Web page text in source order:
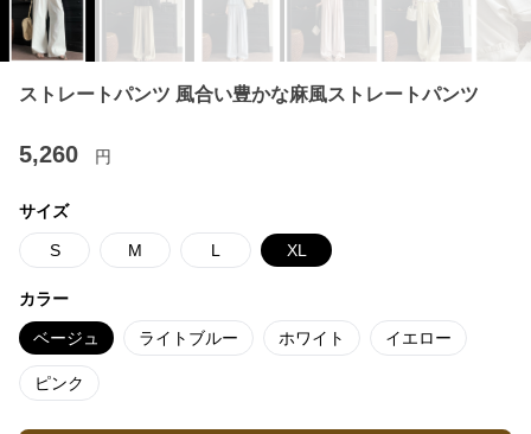
ストレートパンツ 風合い豊かな麻風ストレートパンツ
5,260 円
サイズ
S M L XL
カラー
ベージュ ライトブルー ホワイト イエロー
ピンク